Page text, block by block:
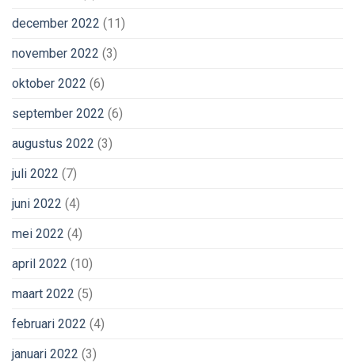
december 2022 (11)
november 2022 (3)
oktober 2022 (6)
september 2022 (6)
augustus 2022 (3)
juli 2022 (7)
juni 2022 (4)
mei 2022 (4)
april 2022 (10)
maart 2022 (5)
februari 2022 (4)
januari 2022 (3)